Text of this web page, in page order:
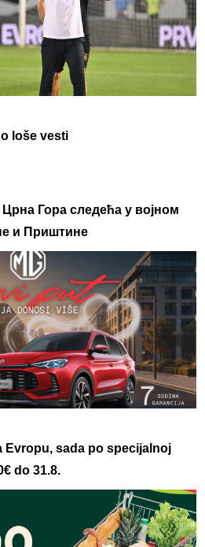
loše vesti
Гора следећа у војном
и Приштине
Evropu, sada po specijalnoj
do 31.8.